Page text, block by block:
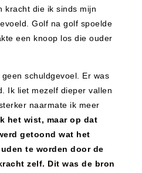
kracht die ik sinds mijn
Golf na golf spoelde
een knoop los die ouder
schuldgevoel. Er was
Ik liet mezelf dieper vallen
naarmate ik meer
het wist, maar op dat
getoond wat het
te worden door de
zelf. Dit was de bron